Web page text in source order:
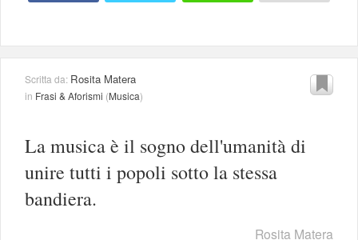
Scritta da: Rosita Matera
in Frasi & Aforismi (Musica)
La musica è il sogno dell'umanità di
unire tutti i popoli sotto la stessa
bandiera.
Rosita Matera